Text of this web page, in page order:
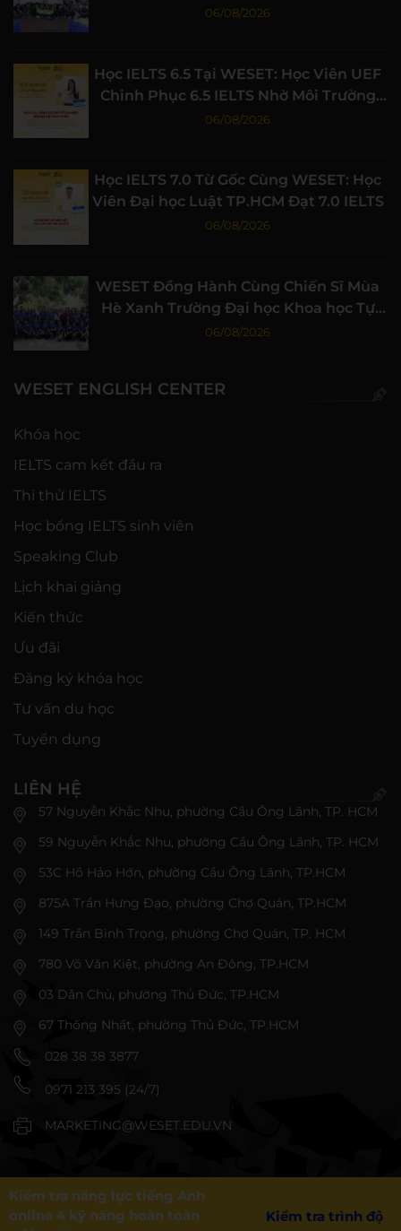
Nghiệp
06/08/2026
Học IELTS 6.5 Tại WESET: Học Viên UEF
Chinh Phục 6.5 IELTS Nhờ Môi Trường
Học Tập Chất Lượng
06/08/2026
Học IELTS 7.0 Từ Gốc Cùng WESET: Học
Viên Đại học Luật TP.HCM Đạt 7.0 IELTS
06/08/2026
WESET Đồng Hành Cùng Chiến Sĩ Mùa
Hè Xanh Trường Đại học Khoa học Tự
nhiên, ĐHQG-HCM
06/08/2026
WESET ENGLISH CENTER
Khóa học
IELTS cam kết đầu ra
Thi thử IELTS
Học bổng IELTS sinh viên
Speaking Club
Lịch khai giảng
Kiến thức
Ưu đãi
Đăng ký khóa học
Tư vấn du học
Tuyển dụng
LIÊN HỆ
57 Nguyễn Khắc Nhu, phường Cầu Ông Lãnh, TP. HCM
59 Nguyễn Khắc Nhu, phường Cầu Ông Lãnh, TP. HCM
53C Hồ Hảo Hớn, phường Cầu Ông Lãnh, TP.HCM
875A Trần Hưng Đạo, phường Chợ Quán, TP.HCM
149 Trần Bình Trọng, phường Chợ Quán, TP. HCM
780 Võ Văn Kiệt, phường An Đông, TP.HCM
03 Dân Chủ, phường Thủ Đức, TP.HCM
67 Thống Nhất, phường Thủ Đức, TP.HCM
028 38 38 3877
0971 213 395 (24/7)
MARKETING@WESET.EDU.VN
Kiểm tra năng lực tiếng Anh
online 4 kỹ năng hoàn toàn
Kiểm tra trình độ